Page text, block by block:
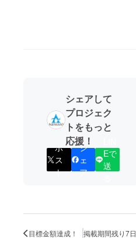
シェアして
プロジェク
トをもっと
応援！
ポ
ス
ト
シ
ェ
ア
Eで
送
目標金額達成！
掲載期間残り7日